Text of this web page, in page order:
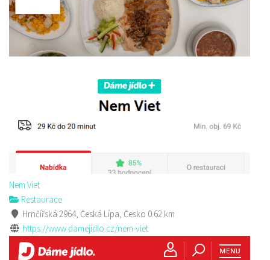
Nem Viet
Restaurace
Hrnčířská 2964, Česká Lípa, Česko 0.62 km
https://www.damejidlo.cz/nem-viet